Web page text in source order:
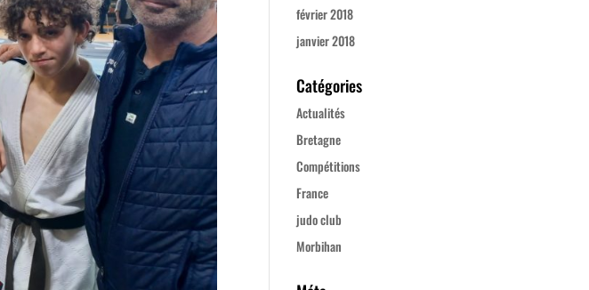
février 2018
janvier 2018
Catégories
Actualités
Bretagne
Compétitions
France
judo club
Morbihan